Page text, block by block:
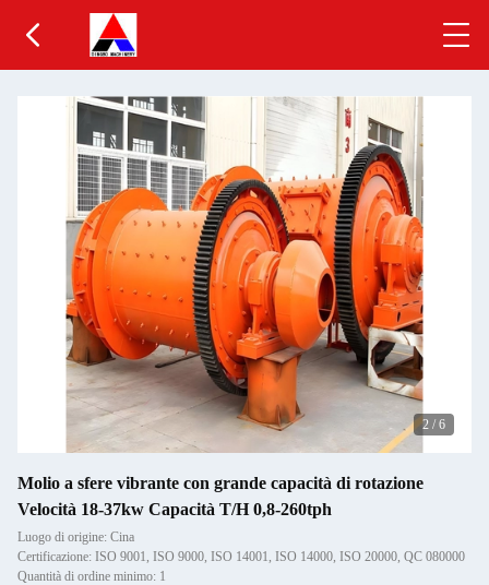
2 / 6
Molio a sfere vibrante con grande capacità di rotazione
Velocità 18-37kw Capacità T/H 0,8-260tph
Luogo di origine: Cina
Certificazione: ISO 9001, ISO 9000, ISO 14001, ISO 14000, ISO 20000, QC 080000
Quantità di ordine minimo: 1